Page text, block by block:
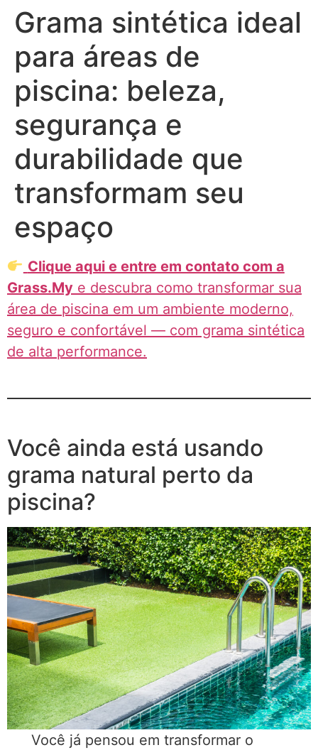
Grama sintética ideal
para áreas de
piscina: beleza,
segurança e
durabilidade que
transformam seu
espaço
Clique aqui e entre em contato com a
Grass.My e descubra como transformar sua
área de piscina em um ambiente moderno,
seguro e confortável — com grama sintética
de alta performance.
Você ainda está usando
grama natural perto da
piscina?
Você já pensou em transformar o